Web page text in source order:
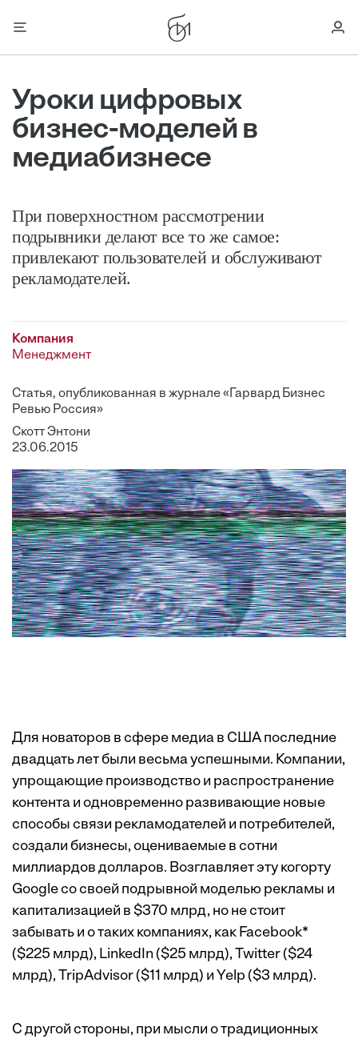
Уроки цифровых
бизнес-моделей в
медиабизнесе
При поверхностном рассмотрении
подрывники делают все то же самое:
привлекают пользователей и обслуживают
рекламодателей.
Компания
Менеджмент
Статья, опубликованная в журнале «Гарвард Бизнес
Ревью Россия»
Скотт Энтони
23.06.2015
Для новаторов в сфере медиа в США последние
двадцать лет были весьма успешными. Компании,
упрощающие производство и распространение
контента и одновременно развивающие новые
способы связи рекламодателей и потребителей,
создали бизнесы, оцениваемые в сотни
миллиардов долларов. Возглавляет эту когорту
Google со своей подрывной моделью рекламы и
капитализацией в $370 млрд, но не стоит
забывать и о таких компаниях, как Facebook*
($225 млрд), LinkedIn ($25 млрд), Twitter ($24
млрд), TripAdvisor ($11 млрд) и Yelp ($3 млрд).
С другой стороны, при мысли о традиционных